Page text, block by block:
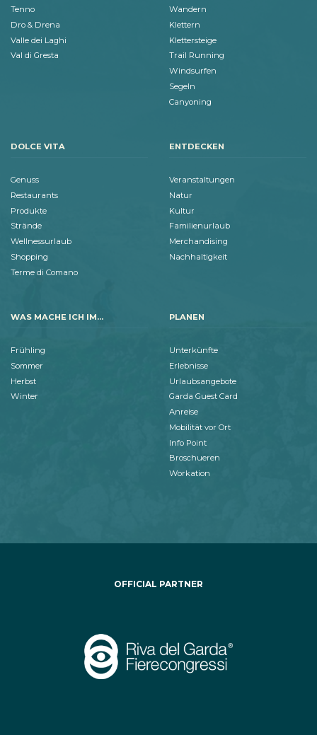
Tenno
Dro & Drena
Valle dei Laghi
Val di Gresta
Wandern
Klettern
Klettersteige
Trail Running
Windsurfen
Segeln
Canyoning
DOLCE VITA
Genuss
Restaurants
Produkte
Strände
Wellnessurlaub
Shopping
Terme di Comano
ENTDECKEN
Veranstaltungen
Natur
Kultur
Familienurlaub
Merchandising
Nachhaltigkeit
WAS MACHE ICH IM...
Frühling
Sommer
Herbst
Winter
PLANEN
Unterkünfte
Erlebnisse
Urlaubsangebote
Garda Guest Card
Anreise
Mobilität vor Ort
Info Point
Broschueren
Workation
OFFICIAL PARTNER